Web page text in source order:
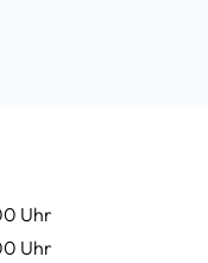
Uhr
Uhr